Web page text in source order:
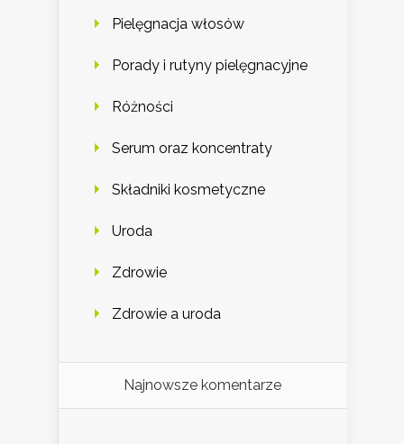
Pielęgnacja włosów
Porady i rutyny pielęgnacyjne
Różności
Serum oraz koncentraty
Składniki kosmetyczne
Uroda
Zdrowie
Zdrowie a uroda
Najnowsze komentarze